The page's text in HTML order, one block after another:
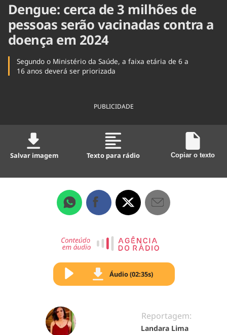
Dengue: cerca de 3 milhões de
pessoas serão vacinadas contra a
doença em 2024
Segundo o Ministério da Saúde, a faixa etária de 6 a
16 anos deverá ser priorizada
PUBLICIDADE
Salvar imagem Texto para rádio Copiar o texto
Áudio (02:35s)
Reportagem:
Landara Lima